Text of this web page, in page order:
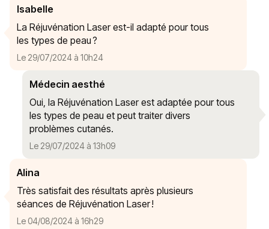
Isabelle
La Réjuvénation Laser est-il adapté pour tous
les types de peau ?
Le 29/07/2024 à 10h24
Médecin aesthé
Oui, la Réjuvénation Laser est adaptée pour tous
les types de peau et peut traiter divers
problèmes cutanés.
Le 29/07/2024 à 13h09
Alina
Très satisfait des résultats après plusieurs
séances de Réjuvénation Laser !
Le 04/08/2024 à 16h29